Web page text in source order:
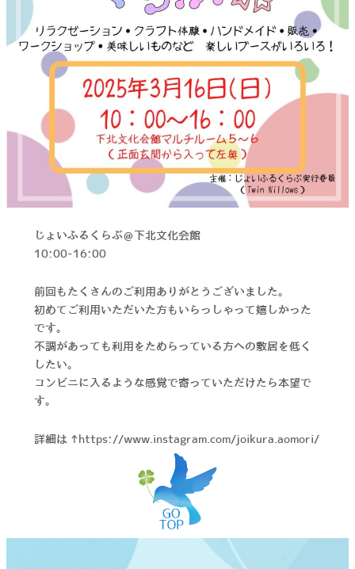
じょいふるくらぶ＠下北文化会館
10:00-16:00
前回もたくさんのご利用ありがとうございました。
初めてご利用いただいた方もいらっしゃって嬉しかった
です。
不調があっても利用をためらっている方への敷居を低く
したい。
コンビニに入るような感覚で寄っていただけたら本望で
す。
詳細は→https://www.instagram.com/joikura.aomori/